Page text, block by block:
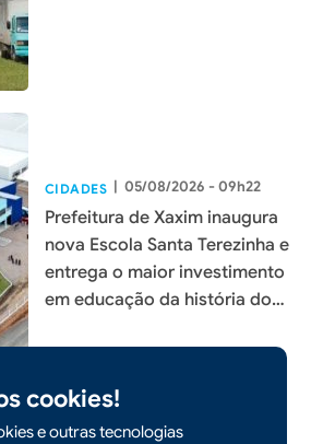
cookies!
e outras tecnologias
CIDADES | 05/08/2026 - 09h22
Prefeitura de Xaxim inaugura
nova Escola Santa Terezinha e
entrega o maior investimento
em educação da história do